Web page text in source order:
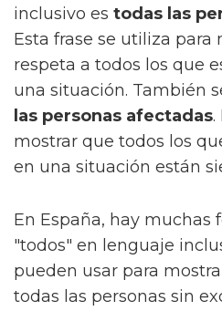
inclusivo es todas las
Esta frase se utiliza para
respeta a todos los que
una situación. También
las personas afectadas.
mostrar que todos los
en una situación están
En España, hay muchas
"todos" en lenguaje
pueden usar para
todas las personas sin